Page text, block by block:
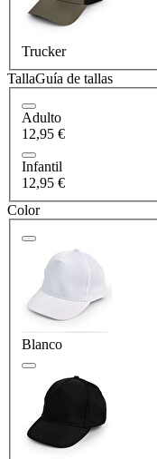
Trucker
TallaGuía de tallas
Adulto
12,95 €
Infantil
12,95 €
Color
Blanco